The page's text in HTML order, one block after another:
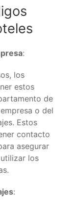
:
los
estos
de
o del
Estos
contacto
asegurar
los
: